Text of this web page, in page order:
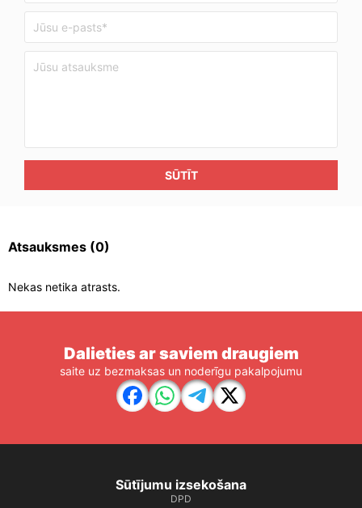
SŪTĪT
Atsauksmes (0)
Nekas netika atrasts.
Dalieties ar saviem draugiem
saite uz bezmaksas un noderīgu pakalpojumu
Sūtījumu izsekošana
DPD